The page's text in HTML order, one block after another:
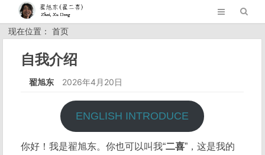
现在位置： 首页
自我介绍
翟旭东 2026年4月20日
ENGLISH INTRODUCE
你好！我是翟旭东。你也可以叫我“二喜”，这是我的